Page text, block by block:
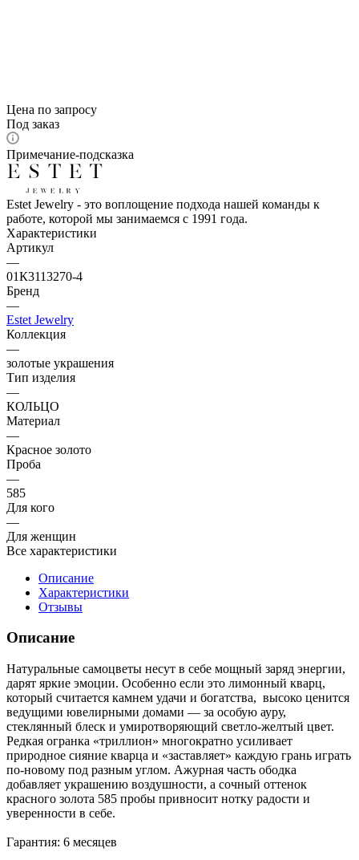
Цена по запросу
Под заказ
Примечание-подсказка
Estet Jewelry - это воплощение подхода нашей команды к
работе, которой мы занимаемся с 1991 года.
Характеристики
Артикул
—
01К3113270-4
Бренд
—
Estet Jewelry
Коллекция
—
золотые украшения
Тип изделия
—
КОЛЬЦО
Материал
—
Красное золото
Проба
—
585
Для кого
—
Для женщин
Все характеристики
Описание
Характеристики
Отзывы
Описание
Натуральные самоцветы несут в себе мощный заряд энергии,
дарят яркие эмоции. Особенно если это лимонный кварц,
который считается камнем удачи и богатства, высоко ценится
ведущими ювелирными домами — за особую ауру,
стеклянный блеск и умиротворяющий светло-желтый цвет.
Редкая огранка «триллион» многократно усиливает
природное сияние кварца и «заставляет» каждую грань играть
по-новому под разным углом. Ажурная часть ободка
добавляет украшению воздушности, а сочный оттенок
красного золота 585 пробы привносит нотку радости и
уверенности в себе.
Гарантия: 6 месяцев